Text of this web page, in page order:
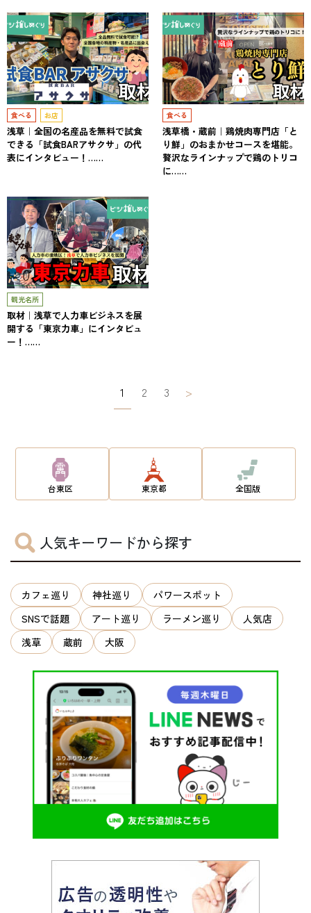
食べる お店
浅草｜全国の名産品を無料で試食
できる「試食BARアサクサ」の代
表にインタビュー！……
食べる
浅草橋・蔵前｜鶏焼肉専門店「と
り鮮」のおまかせコースを堪能。
贅沢なラインナップで鶏のトリコ
に……
観光名所
取材｜浅草で人力車ビジネスを展
開する「東京力車」にインタビュ
ー！……
稿
ビ
シ
ョ
ン
1 2 3 >
台東区 東京都 全国版
人気キーワードから探す
カフェ巡り 神社巡り
パワースポット
SNSで話題
アート巡り ラーメン巡り
人気店
浅草
蔵前 大阪